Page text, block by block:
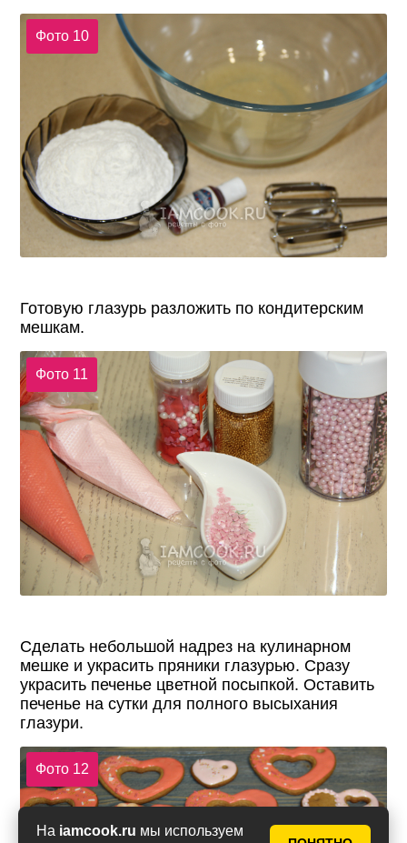
На iamcook.ru мы используем
Фото 10
Готовую глазурь разложить по кондитерским
мешкам.
Фото 11
Сделать небольшой надрез на кулинарном
мешке и украсить пряники глазурью. Сразу
украсить печенье цветной посыпкой. Оставить
печенье на сутки для полного высыхания
глазури.
Фото 12